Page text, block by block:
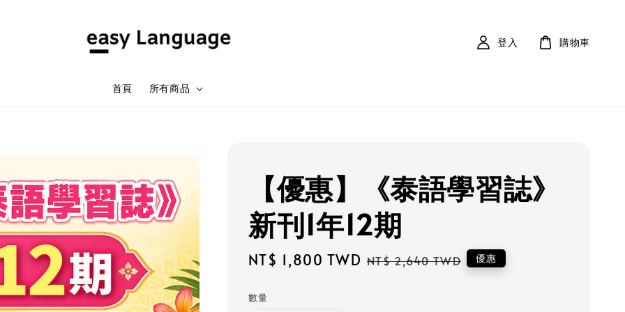
首頁 所有商品
登入 購物車
【優惠】《泰語學習誌》
新刊1年12期
Sale
NT$ 1,800 TWD Regular
NT$ 2,640 TWD 優惠
數量